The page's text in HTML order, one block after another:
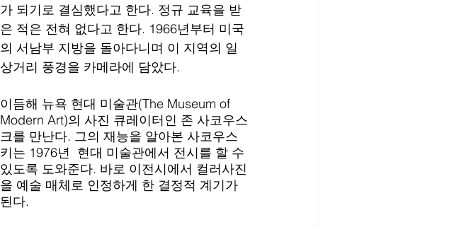
가 되기로 결심했다고 한다. 정규 교육을 받
은 적은 전혀 없다고 한다. 1966년부터 미국
의 서남부 지방을 돌아다니며 이 지역의 일
상거리 풍경을 카메라에 담았다.
이듬해 뉴욕 현대 미술관(The Museum of
Modern Art)의 사진 큐레이터인 존 사코우스
크를 만난다. 그의 재능을 알아본 사코우스
키는 1976년  현대 미술관에서 전시를 할 수
있도록 도와준다. 바로 이전시에서 컬러사진
을 예술 매체로 인정하게 한 결정적 계기가
된다.